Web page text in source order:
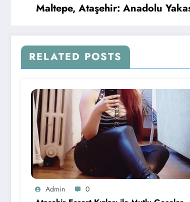
Maltepe, Ataşehir: Anadolu
RELATED POSTS
Admin 0